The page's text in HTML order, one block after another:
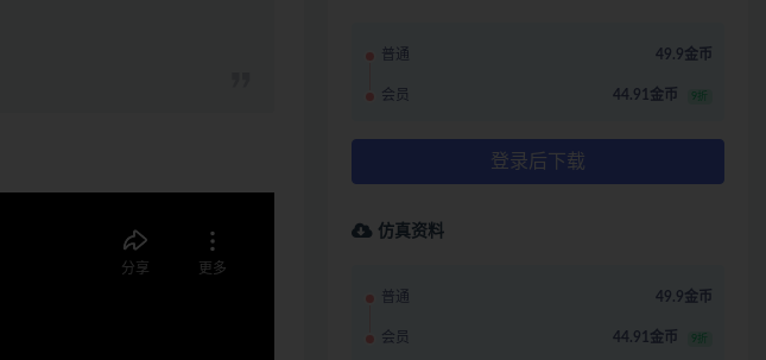
普通 49.9金币
会员 44.91金币 9折
登录后下载
仿真资料
普通 49.9金币
会员 44.91金币 9折